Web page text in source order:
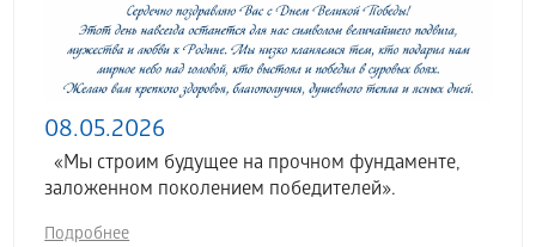
08.05.2026
«Мы строим будущее на прочном фундаменте,
заложенном поколением победителей».
Подробнее